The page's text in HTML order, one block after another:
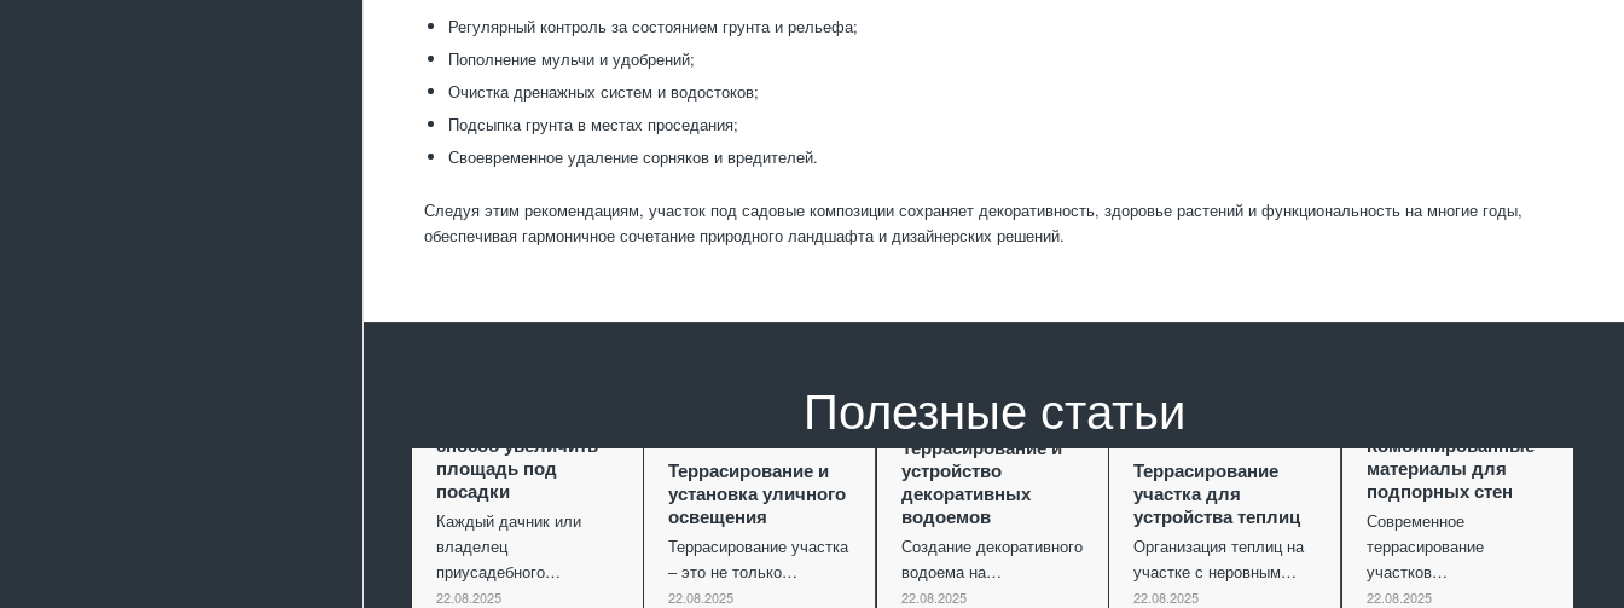
Регулярный контроль за состоянием грунта и рельефа;
Пополнение мульчи и удобрений;
Очистка дренажных систем и водостоков;
Подсыпка грунта в местах проседания;
Своевременное удаление сорняков и вредителей.
Следуя этим рекомендациям, участок под садовые композиции сохраняет декоративность, здоровье растений и функциональность на многие годы,
обеспечивая гармоничное сочетание природного ландшафта и дизайнерских решений.
Полезные статьи
способ увеличить
площадь под
посадки
Каждый дачник или
владелец
приусадебного…
22.08.2025
Террасирование и
установка уличного
освещения
Террасирование участка
– это не только…
22.08.2025
Террасирование и
устройство
декоративных
водоемов
Создание декоративного
водоема на…
22.08.2025
Террасирование
участка для
устройства теплиц
Организация теплиц на
участке с неровным…
22.08.2025
Комбинированные
материалы для
подпорных стен
Современное
террасирование
участков…
22.08.2025